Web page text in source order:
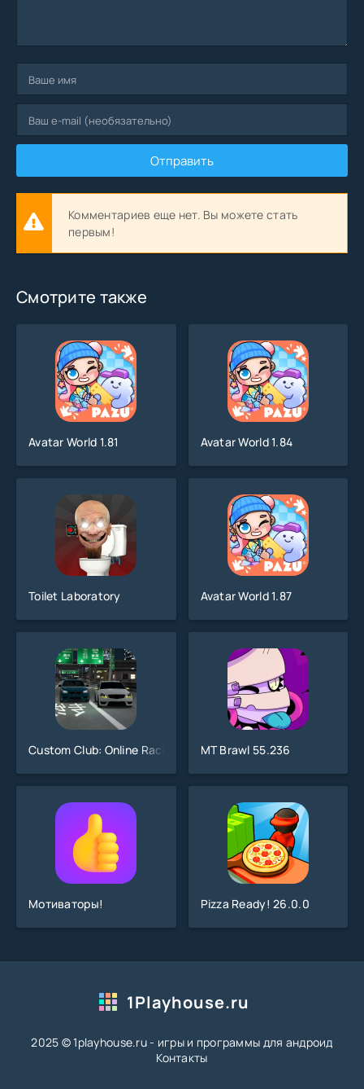
Отправить
Комментариев еще нет. Вы можете стать
первым!
Смотрите также
Avatar World 1.81 Avatar World 1.84
Toilet Laboratory Avatar World 1.87
Custom Club: Online Racing 3D MT Brawl 55.236
Мотиваторы! Pizza Ready! 26.0.0
1Playhouse.ru
2025 © 1playhouse.ru - игры и программы для андроид
Контакты